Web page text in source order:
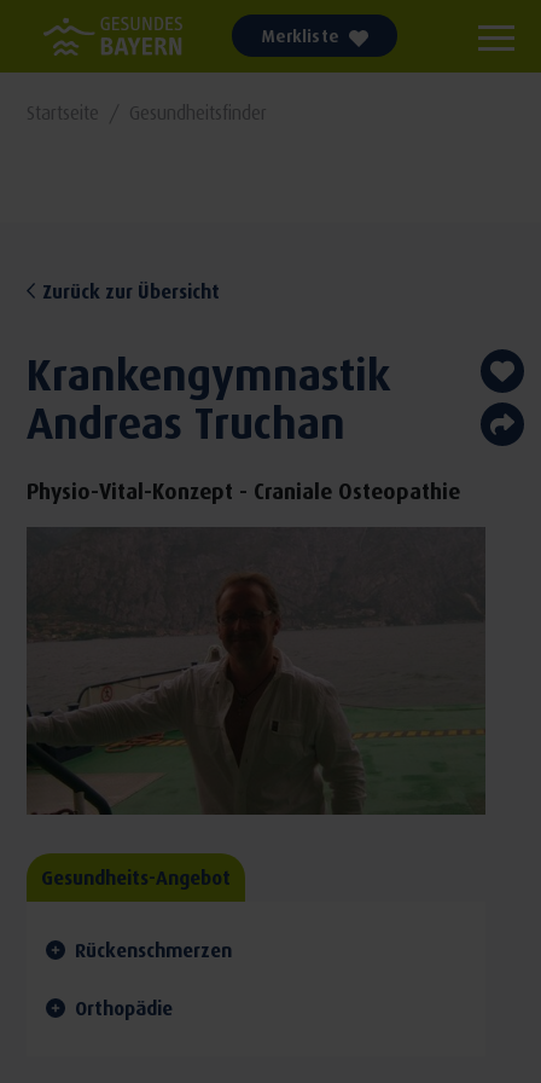
Merkliste
Startseite Gesundheitsfinder
Zurück zur Übersicht
Krankengymnastik
Andreas Truchan
Physio-Vital-Konzept - Craniale Osteopathie
Gesundheits-Angebot
Rückenschmerzen
Orthopädie